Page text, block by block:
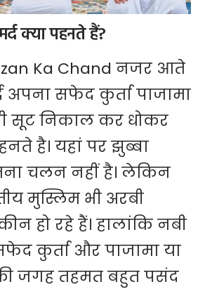
क्या पहनते हैं?
Ka Chand नजर आते
अपना सफेद कुर्ता पाजामा
सूट निकाल कर धोकर
है। यहां पर झुब्बा
चलन नहीं है। लेकिन
मुस्लिम भी अरबी
हो रहे हैं। हालांकि नबी
कुर्ता और पाजामा या
जगह तहमत बहुत पसंद